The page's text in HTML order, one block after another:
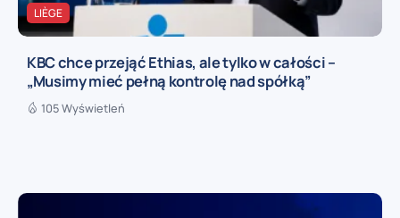
LIÈGE
KBC chce przejąć Ethias, ale tylko w całości –
„Musimy mieć pełną kontrolę nad spółką”
105 Wyświetleń